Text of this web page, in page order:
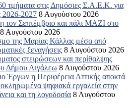
τμήματα στις Δημόσιες Σ.Α.Ε.Κ. για
2026-2027 8 Αυγούστου 2026
τον Σεπτέμβριο και πάλι ΜΑΖΙ στο
8 Αυγούστου 2026
της Μαρίας Κάλλας μέσα από
ξεναγήσεις 8 Αυγούστου 2026
στειρώσεων και περίθαλψης
Δήμου Αιγάλεω 8 Αυγούστου 2026
Έργων η Περιφέρεια Αττικής αποκτά
ψηφιακά εργαλεία στην
και τη λογοδοσία 8 Αυγούστου